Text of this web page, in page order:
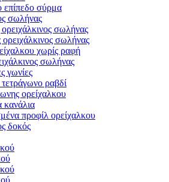
επίπεδο σύρμα
σωλήνας
σωλήνας
σωλήνας
χωρίς ραφή
σωλήνας
γωνίες
ραβδί
ορείχαλκου
κανάλια
προφίλ ορείχαλκου
δοκός